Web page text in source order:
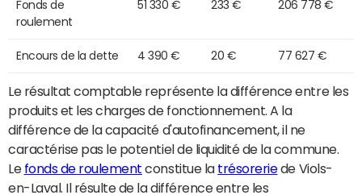
Fonds de
roulement
51 330 € 233 € 206 778 €
Encours de la dette 4 390 € 20 € 77 627 €
Le résultat comptable représente la différence entre les
produits et les charges de fonctionnement. A la
différence de la capacité d'autofinancement, il ne
caractérise pas le potentiel de liquidité de la commune.
Le fonds de roulement constitue la trésoreriede Viols-
en-Laval. Il résulte de la différence entre les